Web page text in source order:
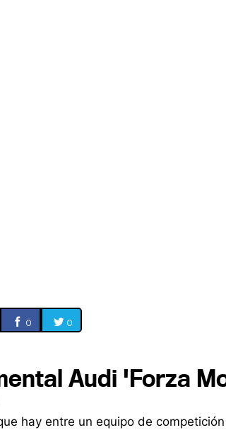
0 0
Audi 'Forza
hay entre un equipo de